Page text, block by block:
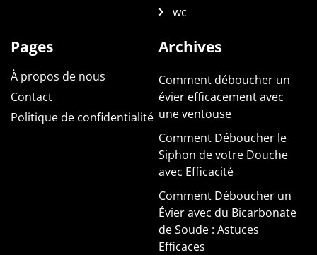
wc
Pages
À propos de nous
Contact
Politique de confidentialité
Archives
Comment déboucher un
évier efficacement avec
une ventouse
Comment Déboucher le
Siphon de votre Douche
avec Efficacité
Comment Déboucher un
Évier avec du Bicarbonate
de Soude : Astuces
Efficaces